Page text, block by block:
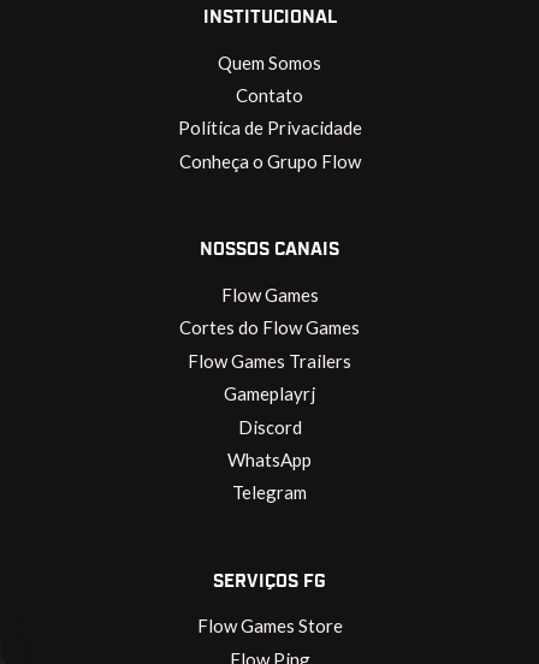
INSTITUCIONAL
Quem Somos
Contato
Política de Privacidade
Conheça o Grupo Flow
NOSSOS CANAIS
Flow Games
Cortes do Flow Games
Flow Games Trailers
Gameplayrj
Discord
WhatsApp
Telegram
SERVIÇOS FG
Flow Games Store
Flow Ping